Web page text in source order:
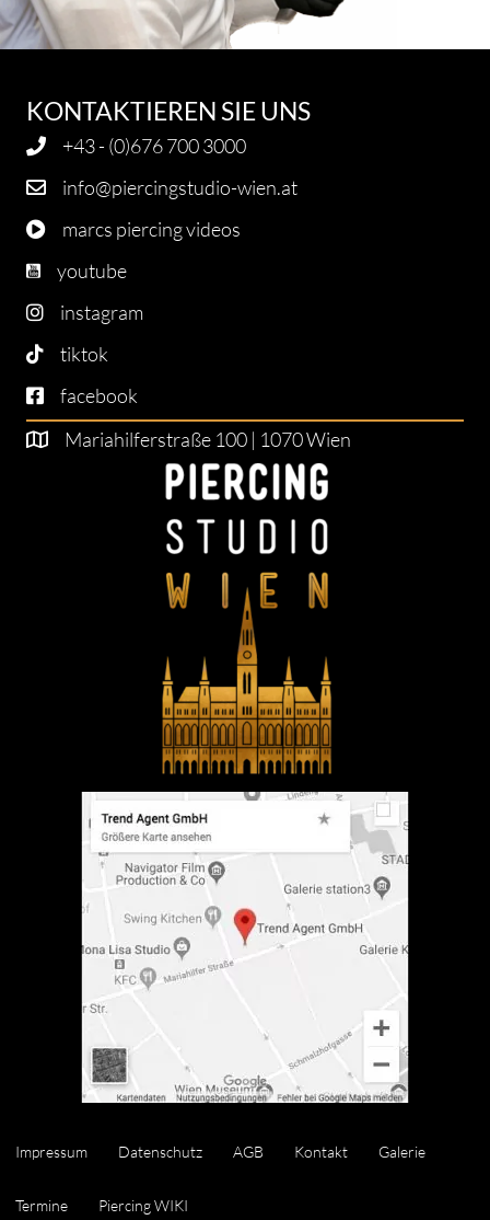
KONTAKTIEREN SIE UNS
+43 - (0)676 700 3000
info@piercingstudio-wien.at
marcs piercing videos
youtube
instagram
tiktok
facebook
Mariahilferstraße 100 | 1070 Wien
Impressum Datenschutz AGB Kontakt Galerie
Termine Piercing WIKI